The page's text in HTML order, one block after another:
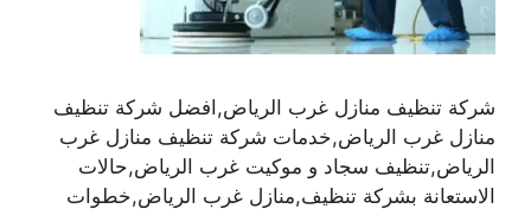
شركة تنظيف منازل غرب الرياض,افضل شركة تنظيف
منازل غرب الرياض,خدمات شركة تنظيف منازل غرب
الرياض,تنظيف سجاد و موكيت غرب الرياض,حالات
الاستعانة بشركة تنظيف,منازل غرب الرياض,خطوات